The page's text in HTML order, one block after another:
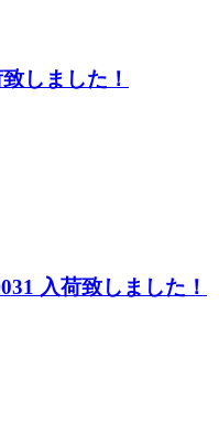
しました！
入荷致しました！